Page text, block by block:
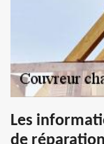
Les
de